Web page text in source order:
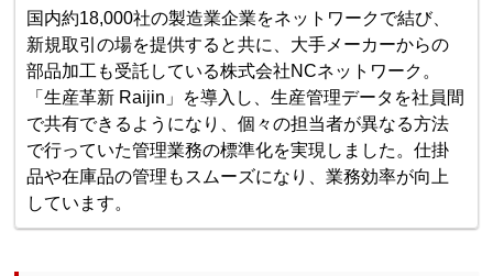
国内約18,000社の製造業企業をネットワークで結び、
新規取引の場を提供すると共に、大手メーカーからの
部品加工も受託している株式会社NCネットワーク。
「生産革新 Raijin」を導入し、生産管理データを社員間
で共有できるようになり、個々の担当者が異なる方法
で行っていた管理業務の標準化を実現しました。仕掛
品や在庫品の管理もスムーズになり、業務効率が向上
しています。